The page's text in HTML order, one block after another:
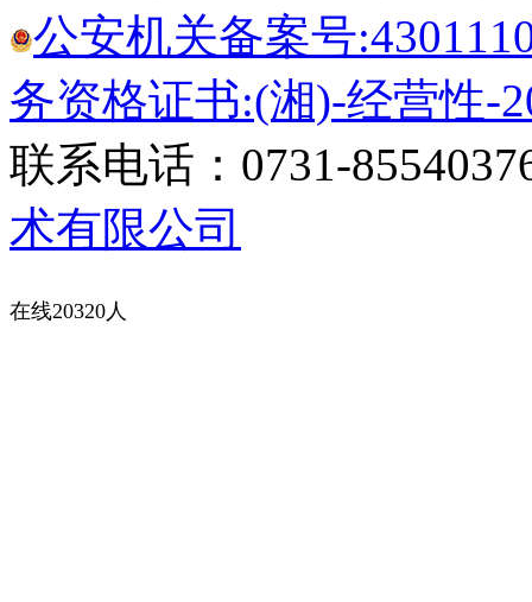
公安机关备案号
务资格证书:(湘)-经营性-
联系电话：0731-
术有限公司
在线20320人